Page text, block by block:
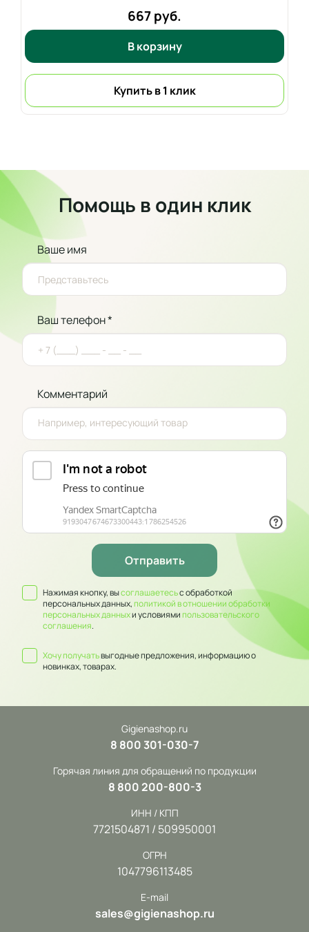
667 руб.
В корзину
Купить в 1 клик
Помощь в один клик
Ваше имя
Ваш телефон *
Комментарий
Нажимая кнопку, высоглашаетесьс обработкой
персональных данных,политикой в отношении обработки
персональных данныхи условиямипользовательского
соглашения.
Хочу получатьвыгодные предложения, информацию о
новинках, товарах.
Gigienashop.ru
8 800 301-030-7
Горячая линия для обращений по продукции
8 800 200-800-3
ИНН / КПП
7721504871 / 509950001
ОГРН
1047796113485
E-mail
sales@gigienashop.ru